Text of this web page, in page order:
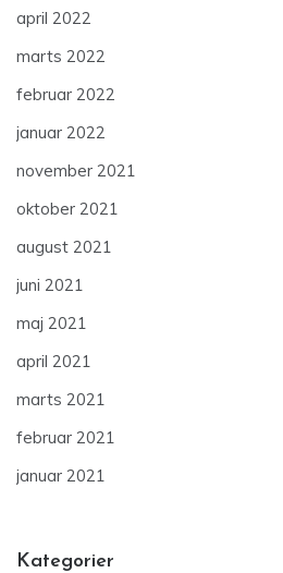
april 2022
marts 2022
februar 2022
januar 2022
november 2021
oktober 2021
august 2021
juni 2021
maj 2021
april 2021
marts 2021
februar 2021
januar 2021
Kategorier